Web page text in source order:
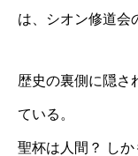
は、シオン修道会
歴史の裏側に隠さ
ている。
聖杯は人間？ し